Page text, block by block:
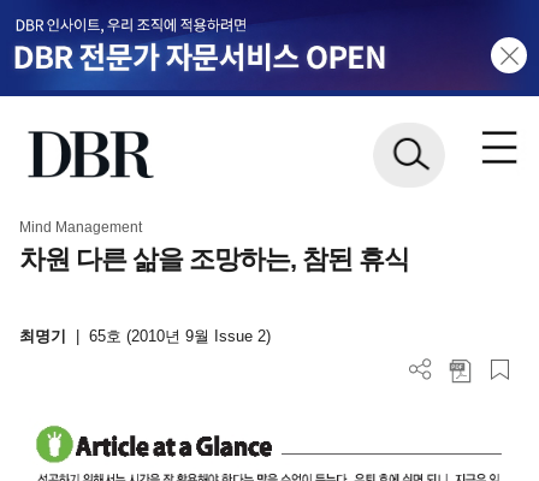
Mind Management
차원 다른 삶을 조망하는, 참된 휴식
최명기 65호 (2010년 9월 Issue 2)